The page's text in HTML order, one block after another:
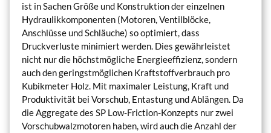
ist in Sachen Größe und Konstruktion der einzelnen
Hydraulikkomponenten (Motoren, Ventilblöcke,
Anschlüsse und Schläuche) so optimiert, dass
Druckverluste minimiert werden. Dies gewährleistet
nicht nur die höchstmögliche Energieeffizienz, sondern
auch den geringstmöglichen Kraftstoffverbrauch pro
Kubikmeter Holz. Mit maximaler Leistung, Kraft und
Produktivität bei Vorschub, Entastung und Ablängen. Da
die Aggregate des SP Low-Friction-Konzepts nur zwei
Vorschubwalzmotoren haben, wird auch die Anzahl der